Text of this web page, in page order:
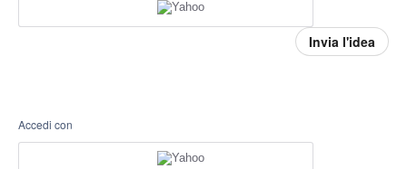
Invia l'idea
Accedi con